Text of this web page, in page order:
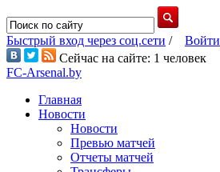
Быстрый вход через соц.сети / Войти
Сейчас на сайте: 1 человек
FC-Arsenal.by
Главная
Новости
Новости
Превью матчей
Отчеты матчей